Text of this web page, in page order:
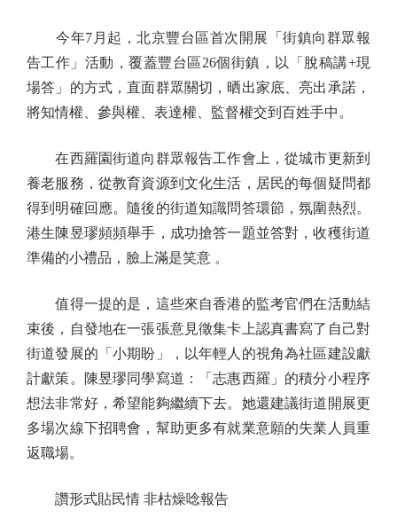
今年7月起，北京豐台區首次開展「街鎮向群眾報
告工作」活動，覆蓋豐台區26個街鎮，以「脫稿講+現
場答」的方式，直面群眾關切，晒出家底、亮出承諾，
將知情權、參與權、表達權、監督權交到百姓手中。
在西羅園街道向群眾報告工作會上，從城市更新到
養老服務，從教育資源到文化生活，居民的每個疑問都
得到明確回應。隨後的街道知識問答環節，氛圍熱烈。
港生陳昱璆頻頻舉手，成功搶答一題並答對，收穫街道
準備的小禮品，臉上滿是笑意 。
值得一提的是，這些來自香港的監考官們在活動結
束後，自發地在一張張意見徵集卡上認真書寫了自己對
街道發展的「小期盼」，以年輕人的視角為社區建設獻
計獻策。陳昱璆同學寫道：「志惠西羅」的積分小程序
想法非常好，希望能夠繼續下去。她還建議街道開展更
多場次線下招聘會，幫助更多有就業意願的失業人員重
返職場。
讚形式貼民情 非枯燥唸報告